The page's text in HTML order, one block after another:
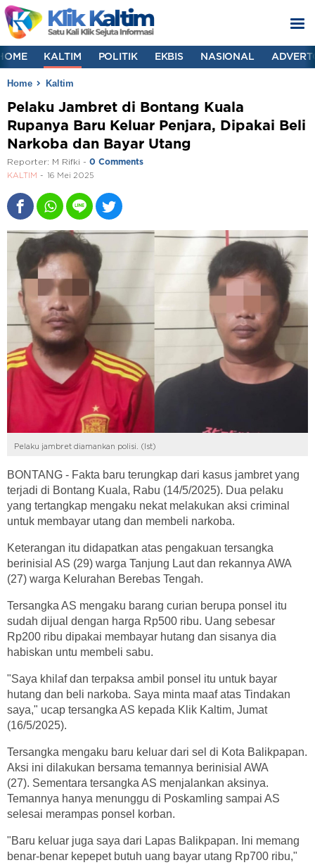
KALTIM POLITIK EKBIS NASIONAL
Home Kaltim
Pelaku Jambret di Bontang Kuala
Rupanya Baru Keluar Penjara, Dipakai Beli
Narkoba dan Bayar Utang
Reporter: M Rifki - 0 Comments
KALTIM 16 Mei 2025
Pelaku jambret diamankan polisi. (Ist)
BONTANG - Fakta baru terungkap dari kasus jambret yang
terjadi di Bontang Kuala, Rabu (14/5/2025). Dua pelaku
yang tertangkap mengaku nekat melakukan aksi criminal
untuk membayar utang dan membeli narkoba.
Keterangan itu didapatkan atas pengakuan tersangka
berinisial AS (29) warga Tanjung Laut dan rekannya AWA
(27) warga Kelurahan Berebas Tengah.
Tersangka AS mengaku barang curian berupa ponsel itu
sudah dijual dengan harga Rp500 ribu. Uang sebesar
Rp200 ribu dipakai membayar hutang dan sisanya dia
habiskan untu membeli sabu.
"Saya khilaf dan terpaksa ambil ponsel itu untuk bayar
hutang dan beli narkoba. Saya minta maaf atas Tindakan
saya," ucap tersangka AS kepada Klik Kaltim, Jumat
(16/5/2025).
Tersangka mengaku baru keluar dari sel di Kota Balikpapan.
Aksi ini dilakukan bersama temannya berinisial AWA
(27). Sementara tersangka AS menjalankan aksinya.
Temannya hanya menunggu di Poskamling sampai AS
selesai merampas ponsel korban.
"Baru keluar juga saya dari Lapas Balikpapan. Ini memang
benar-benar kepepet butuh uang bayar utang Rp700 ribu,"